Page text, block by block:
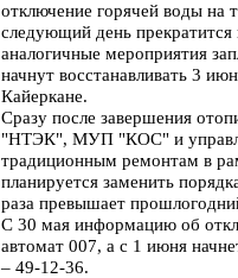
отключение горячей воды на
следующий день
аналогичные мероприятия
начнут восстанавливать 3
Кайеркане.
Сразу после завершения
"НТЭК", МУП "КОС" и
традиционным ремонтам в
планируется заменить
раза превышает
С 30 мая информацию об
автомат 007, а с 1 июня
– 49-12-36.